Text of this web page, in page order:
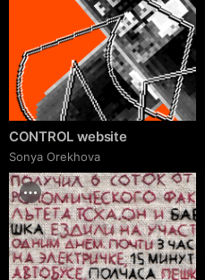
CONTROL website
Sonya Orekhova